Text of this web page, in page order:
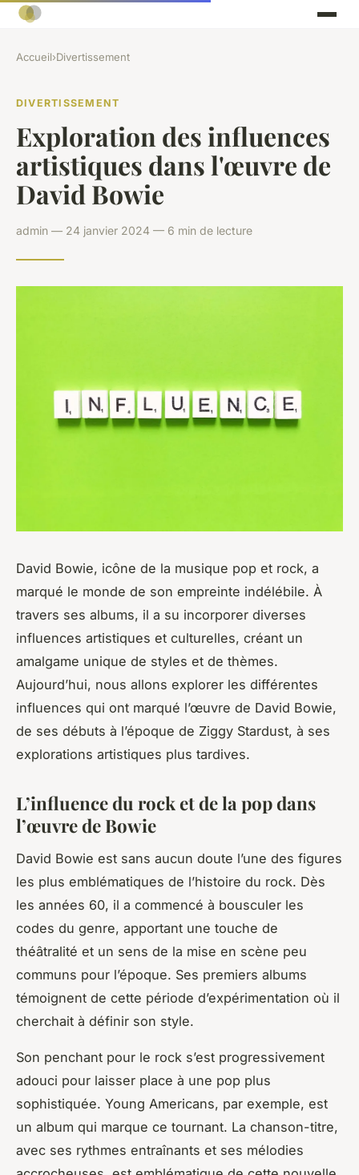
Accueil›Divertissement
DIVERTISSEMENT
Exploration des influences
artistiques dans l'œuvre de
David Bowie
admin — 24 janvier 2024 — 6 min de lecture
David Bowie, icône de la musique pop et rock, a
marqué le monde de son empreinte indélébile. À
travers ses albums, il a su incorporer diverses
influences artistiques et culturelles, créant un
amalgame unique de styles et de thèmes.
Aujourd’hui, nous allons explorer les différentes
influences qui ont marqué l’œuvre de David Bowie,
de ses débuts à l’époque de Ziggy Stardust, à ses
explorations artistiques plus tardives.
L’influence du rock et de la pop dans
l’œuvre de Bowie
David Bowie est sans aucun doute l’une des figures
les plus emblématiques de l’histoire du rock. Dès
les années 60, il a commencé à bousculer les
codes du genre, apportant une touche de
théâtralité et un sens de la mise en scène peu
communs pour l’époque. Ses premiers albums
témoignent de cette période d’expérimentation où il
cherchait à définir son style.
Son penchant pour le rock s’est progressivement
adouci pour laisser place à une pop plus
sophistiquée. Young Americans, par exemple, est
un album qui marque ce tournant. La chanson-titre,
avec ses rythmes entraînants et ses mélodies